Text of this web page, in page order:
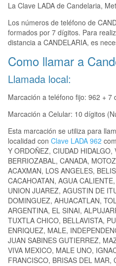
La Clave LADA de Candelaria,
Los números de teléfono de
formados por 7 dígitos. Para
distancia a CANDELARIA, es
Como llamar a
Llamada local:
Marcación a teléfono fijo: 962 + 7
Marcación a Celular: 10 dígitos
Esta marcación se utiliza para
localidad con Clave LADA 962
Y ORDOÑEZ, CIUDAD HIDALGO,
BERRIOZABAL, CANADA,
ACAXMAN, LOS ANGELES,
CACAHOATAN, AGUA
UNION JUAREZ, AGUSTIN DE
DOMINGUEZ, AHUACATLAN,
ARGENTINA, EL SINAI,
TUXTLA CHICO, BELLAVISTA,
ENRIQUEZ, MALE,
JUAN SABINES GUTIERREZ,
VIVA MEXICO, MALE UNO,
FRANCISCO, BRISAS DEL MAR,